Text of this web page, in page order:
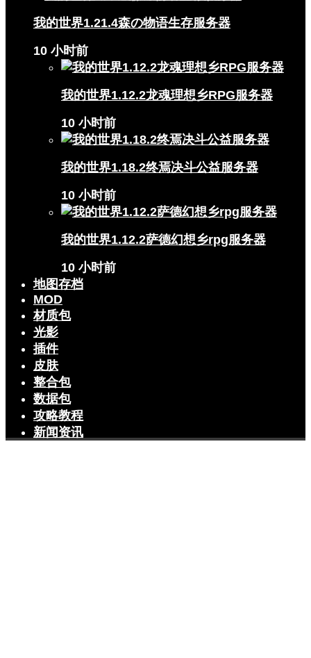
我的世界1.21.4森の物语生存服务器
10 小时前
我的世界1.12.2龙魂理想乡RPG服务器
10 小时前
我的世界1.18.2终焉决斗公益服务器
10 小时前
我的世界1.12.2萨德幻想乡rpg服务器
10 小时前
地图存档
MOD
材质包
光影
插件
皮肤
整合包
数据包
攻略教程
新闻资讯